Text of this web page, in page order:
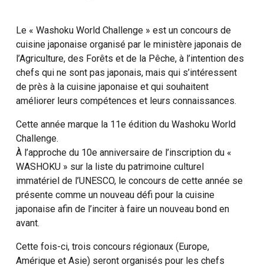
Le « Washoku World Challenge » est un concours de
cuisine japonaise organisé par le ministère japonais de
l’Agriculture, des Forêts et de la Pêche, à l’intention des
chefs qui ne sont pas japonais, mais qui s’intéressent
de près à la cuisine japonaise et qui souhaitent
améliorer leurs compétences et leurs connaissances.
Cette année marque la 11e édition du Washoku World
Challenge.
À l’approche du 10e anniversaire de l’inscription du «
WASHOKU » sur la liste du patrimoine culturel
immatériel de l’UNESCO, le concours de cette année se
présente comme un nouveau défi pour la cuisine
japonaise afin de l’inciter à faire un nouveau bond en
avant.
Cette fois-ci, trois concours régionaux (Europe,
Amérique et Asie) seront organisés pour les chefs